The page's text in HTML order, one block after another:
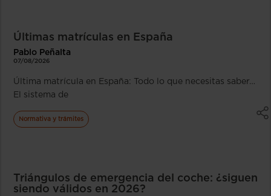
Últimas matrículas en España
Pablo Peñalta
07/08/2026
Última matrícula en España: Todo lo que necesitas saber…
El sistema de
Normativa y trámites
Triángulos de emergencia del coche: ¿siguen
siendo válidos en 2026?